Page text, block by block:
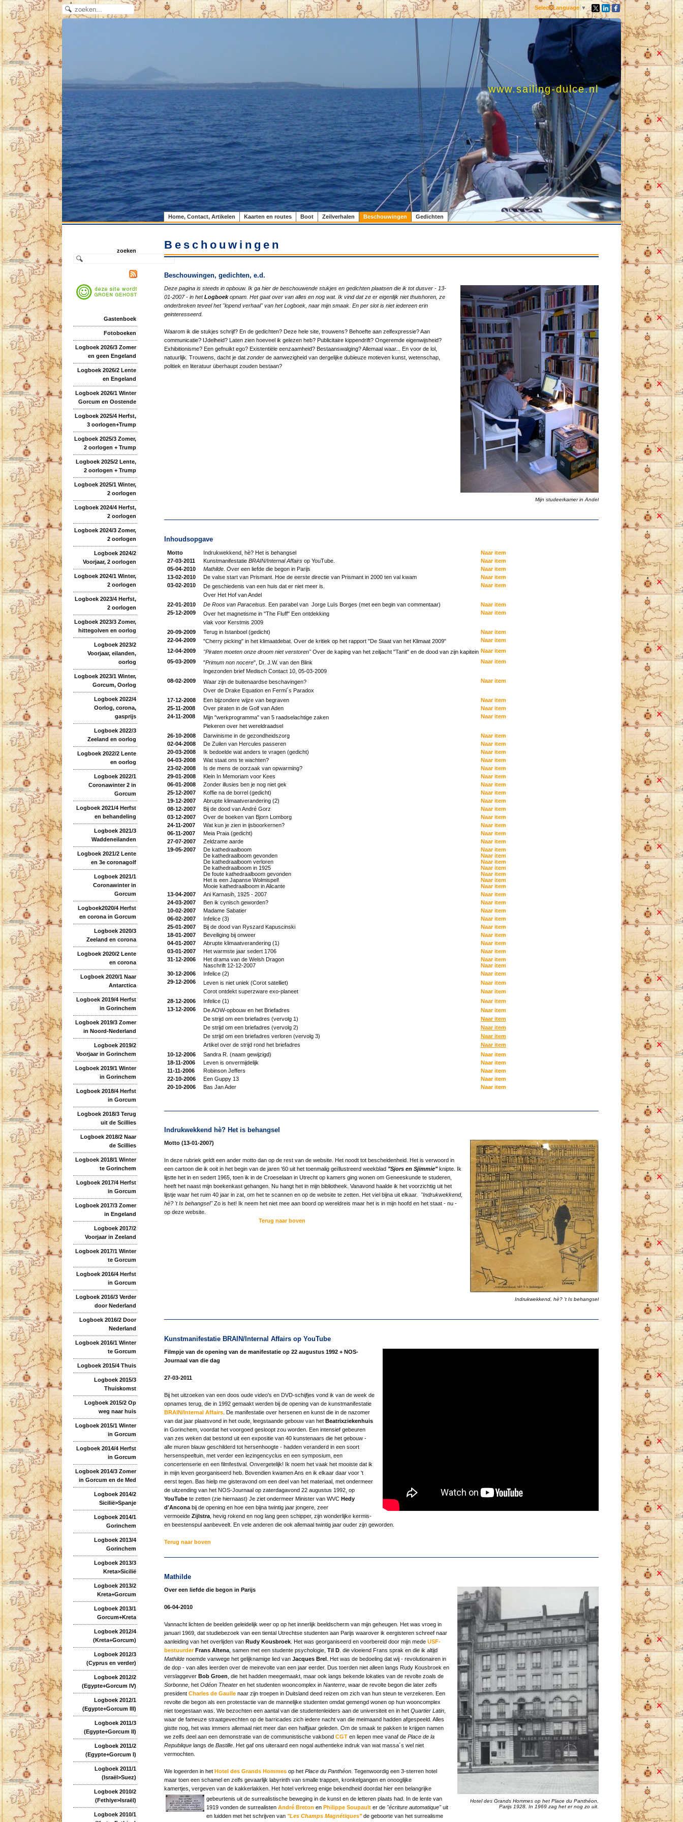
Select Language ▼
www.sailing-dulce.nl
Home, Contact, Artikelen Kaarten en routes Boot Zeilverhalen Beschouwingen Gedichten
zoeken
Gastenboek
Fotoboeken
Logboek 2026/3 Zomer
en geen Engeland
Logboek 2026/2 Lente
en Engeland
Logboek 2026/1 Winter
Gorcum en Oostende
Logboek 2025/4 Herfst,
3 oorlogen+Trump
Logboek 2025/3 Zomer,
2 oorlogen + Trump
Logboek 2025/2 Lente,
2 oorlogen + Trump
Logboek 2025/1 Winter,
2 oorlogen
Logboek 2024/4 Herfst,
2 oorlogen
Logboek 2024/3 Zomer,
2 oorlogen
Logboek 2024/2
Voorjaar, 2 oorlogen
Logboek 2024/1 Winter,
2 oorlogen
Logboek 2023/4 Herfst,
2 oorlogen
Logboek 2023/3 Zomer,
hittegolven en oorlog
Logboek 2023/2
Voorjaar, eilanden,
oorlog
Logboek 2023/1 Winter,
Gorcum, Oorlog
Logboek 2022/4
Oorlog, corona,
gasprijs
Logboek 2022/3
Zeeland en oorlog
Logboek 2022/2 Lente
en oorlog
Logboek 2022/1
Coronawinter 2 in
Gorcum
Logboek 2021/4 Herfst
en behandeling
Logboek 2021/3
Waddeneilanden
Logboek 2021/2 Lente
en 3e coronagolf
Logboek 2021/1
Coronawinter in
Gorcum
Logboek2020/4 Herfst
en corona in Gorcum
Logboek 2020/3
Zeeland en corona
Logboek 2020/2 Lente
en corona
Logboek 2020/1 Naar
Antarctica
Logboek 2019/4 Herfst
in Gorinchem
Logboek 2019/3 Zomer
in Noord-Nederland
Logboek 2019/2
Voorjaar in Gorinchem
Logboek 2019/1 Winter
in Gorinchem
Logboek 2018/4 Herfst
in Gorcum
Logboek 2018/3 Terug
uit de Scillies
Logboek 2018/2 Naar
de Scillies
Logboek 2018/1 Winter
te Gorinchem
Logboek 2017/4 Herfst
in Gorcum
Logboek 2017/3 Zomer
in Engeland
Logboek 2017/2
Voorjaar in Zeeland
Logboek 2017/1 Winter
te Gorcum
Logboek 2016/4 Herfst
in Gorcum
Logboek 2016/3 Verder
door Nederland
Logboek 2016/2 Door
Nederland
Logboek 2016/1 Winter
te Gorcum
Logboek 2015/4 Thuis
Logboek 2015/3
Thuiskomst
Logboek 2015/2 Op
weg naar huis
Logboek 2015/1 Winter
in Gorcum
Logboek 2014/4 Herfst
in Gorcum
Logboek 2014/3 Zomer
in Gorcum en de Med
Logboek 2014/2
Sicilië>Spanje
Logboek 2014/1
Gorinchem
Logboek 2013/4
Gorinchem
Logboek 2013/3
Kreta>Sicilië
Logboek 2013/2
Kreta+Gorcum
Logboek 2013/1
Gorcum+Kreta
Logboek 2012/4
(Kreta+Gorcum)
Logboek 2012/3
(Cyprus en verder)
Logboek 2012/2
(Egypte+Gorcum IV)
Logboek 2012/1
(Egypte+Gorcum III)
Logboek 2011/3
(Egypte+Gorcum II)
Logboek 2011/2
(Egypte+Gorcum I)
Logboek 2011/1
(Israël>Suez)
Logboek 2010/2
(Fethiye>Israël)
Logboek 2010/1
Beschouwingen
Beschouwingen, gedichten, e.d.
Mijn studeerkamer in Andel
Deze pagina is steeds in opbouw. Ik ga hier de beschouwende stukjes en gedichten plaatsen die ik tot dusver - 13-
01-2007 - in hetLogboekopnam. Het gaat over van alles en nog wat. Ik vind dat ze er eigenlijk niet thuishoren, ze
onderbreken teveel het "lopend verhaal" van het Logboek, naar mijn smaak. En per slot is niet iedereen erin
geinteresseerd.
Waarom ik die stukjes schrijf? En de gedichten? Deze hele site, trouwens? Behoefte aan zelfexpressie? Aan
communicatie? IJdelheid? Laten zien hoeveel ik gelezen heb? Publicitaire kippendrift? Ongeremde eigenwijsheid?
Exhibitionisme? Een gefnuikt ego? Existentiële eenzaamheid? Bestaanswalging? Allemaal waar... En voor de lol,
natuurlijk. Trouwens, dacht je dat zonderde aanwezigheid van dergelijke dubieuze motieven kunst, wetenschap,
politiek en literatuur überhaupt zouden bestaan?
Inhoudsopgave
Motto Indrukwekkend, hè? Het is behangsel
Naar item
27-03-2011
Kunstmanifestatie BRAIN/Internal Affairsop YouTube.
Naar item
05-04-2010
Mathilde. Over een liefde die begon in Parijs
Naar item
13-02-2010
De valse start van Prismant. Hoe de eerste directie van Prismant in 2000 ten val kwam
Naar item
03-02-2010
De geschiedenis van een huis dat er niet meer is.
Over Het Hof van Andel
Naar item
22-01-2010 De Roos van Paracelsus. Een parabel van Jorge Luïs Borges (met een begin van commentaar)
Naar item
25-12-2009
Over het magnetisme in "The Fluff" Een ontdekking
vlak voor Kerstmis 2009
Naar item
20-09-2009 Terug in Istanboel (gedicht)
Naar item
22-04-2009
"Cherry picking" in het klimaatdebat. Over de kritiek op het rapport "De Staat van het Klimaat 2009"
Naar item
12-04-2009
"Piraten moeten onze droom niet verstoren"Over de kaping van het zeiljacht "Tanit" en de dood van zijn kapitein Naar item
05-03-2009
"Primum non nocere", Dr. J.W. van den Blink
Ingezonden brief Medisch Contact 10, 05-03-2009
Naar item
08-02-2009
Waar zijn de buitenaardse beschavingen?
Over de Drake Equation en Fermi´s Paradox
Naar item
17-12-2008 Een bijzondere wijze van begraven
Naar item
25-11-2008
Over piraten in de Golf van Aden
Naar item
24-11-2008
Mijn "werkprogramma" van 5 raadselachtige zaken
Piekeren over het wereldraadsel
Naar item
26-10-2008 Darwinisme in de gezondheidszorg
Naar item
02-04-2008
De Zuilen van Hercules passeren
Naar item
20-03-2008
Ik bedoelde wat anders te vragen (gedicht)
Naar item
04-03-2008
Wat staat ons te wachten?
Naar item
23-02-2008
Is de mens de oorzaak van opwarming?
Naar item
29-01-2008
Klein In Memoriam voor Kees
Naar item
06-01-2008
Zonder illusies ben je nog niet gek
Naar item
25-12-2007
Koffie na de borrel (gedicht)
Naar item
19-12-2007
Abrupte klimaatverandering (2)
Naar item
08-12-2007
Bij de dood van André Gorz
Naar item
03-12-2007
Over de boeken van Bjorn Lomborg
Naar item
24-11-2007
Wat kun je zien in ijsboorkernen?
Naar item
06-11-2007
Meia Praia (gedicht)
Naar item
27-07-2007
Zeldzame aarde
Naar item
19-05-2007
De kathedraalboom
De kathedraalboom gevonden
De kathedraalboom verloren
De kathedraalboom in 1925
De foute kathedraalboom gevonden
Het is een Japanse Wolmispel!
Mooie kathedraalboom in Alicante
Naar item
Naar item
Naar item
Naar item
Naar item
Naar item
Naar item
13-04-2007
Ani Karnasih, 1925 - 2007
Naar item
24-03-2007
Ben ik cynisch geworden?
Naar item
10-02-2007
Madame Sabatier
Naar item
06-02-2007
Infelice (3)
Naar item
25-01-2007
Bij de dood van Ryszard Kapuscinski
Naar item
18-01-2007
Beveiliging bij onweer
Naar item
04-01-2007
Abrupte klimaatverandering (1)
Naar item
03-01-2007
Het warmste jaar sedert 1706
Naar item
31-12-2006
Het drama van de Welsh Dragon
Naschrift 12-12-2007
Naar item
Naar item
30-12-2006
Infelice (2)
Naar item
29-12-2006
Leven is niet uniek (Corot satelliet)
Corot ontdekt superzware exo-planeet
Naar item
Naar item
28-12-2006
Infelice (1)
Naar item
13-12-2006
De AOW-opbouw en het Briefadres
De strijd om een briefadres (vervolg 1)
De strijd om een briefadres (vervolg 2)
De strijd om een briefadres verloren (vervolg 3)
Artikel over de strijd rond het briefadres
Naar item
Naar item
Naar item
Naar item
Naar item
10-12-2006
Sandra R. (naam gewijzigd)
Naar item
18-11-2006
Leven is onvermijdelijk
Naar item
11-11-2006
Robinson Jeffers
Naar item
22-10-2006
Een Guppy 13
Naar item
20-10-2006
Bas Jan Ader Naar item
Indrukwekkend hè? Het is behangsel
Indrukwekkend, hè? 't Is behangsel
Motto (13-01-2007)
In deze rubriek geldt een ander motto dan op de rest van de website. Het noodt tot bescheidenheid. Het is verwoord in
een cartoon die ik ooit in het begin van de jaren '60 uit het toenmalig geïllustreerd weekblad "Sjors en Sjimmie"knipte. Ik
lijstte het in en sedert 1965, toen ik in de Croeselaan in Utrecht op kamers ging wonen om Geneeskunde te studeren,
heeft het naast mijn boekenkast gehangen. Nu hangt het in mijn bibliotheek. Vanavond haalde ik het voorzichtig uit het
lijstje waar het ruim 40 jaar in zat, om het te scannen en op de website te zetten. Het viel bijna uit elkaar. "Indrukwekkend,
hè? 't Is behangsel"Zo is het! Ik neem het niet mee aan boord op wereldreis maar het is in mijn hoofd en het staat - nu -
op deze website.
Terug naar boven
Kunstmanifestatie BRAIN/Internal Affairs op YouTube
Filmpje van de opening van de manifestatie op 22 augustus 1992 + NOS-
Journaal van die dag
27-03-2011
Bij het uitzoeken van een doos oude video's en DVD-schijfjes vond ik van de week de
opnames terug, die in 1992 gemaakt werden bij de opening van de kunstmanifestatie
BRAIN/Internal Affairs. De manifestatie over hersenen en kunst die in de nazomer
van dat jaar plaatsvond in het oude, leegstaande gebouw van het Beatrixziekenhuis
in Gorinchem, voordat het voorgoed gesloopt zou worden. Een intensief gebeuren
van zes weken dat bestond uit een expositie van 40 kunstenaars die het gebouw -
alle muren blauw geschilderd tot hersenhoogte - hadden veranderd in een soort
hersenspeeltuin, met verder een lezingencyclus en een symposium, een
concertenserie en een filmfestival. Onvergetelijk! Ik noem het vaak het mooiste dat ik
in mijn leven georganiseerd heb. Bovendien kwamen Ans en ik elkaar daar voor 't
eerst tegen. Bas hielp me gisteravond om een deel van het materiaal, met ondermeer
de uitzending van het NOS-Journaal op zaterdagavond 22 augustus 1992, op
YouTubete zetten (zie hiernaast) Je ziet ondermeer Minister van WVC Hedy
d'Anconabij de opening en hoe een bijna twintig jaar jongere, zeer
vermoeide Zijlstra, hevig rokend en nog lang geen schipper, zijn wonderlijke kermis-
en beestenspul aanbeveelt. En vele anderen die ook allemaal twintig jaar ouder zijn geworden.
Terug naar boven
Mathilde
Hotel des Grands Hommes op het Place du Panthéon,
Parijs 1928. In 1969 zag het er nog zo uit.
Over een liefde die begon in Parijs
06-04-2010
Vannacht lichten de beelden geleidelijk weer op op het innerlijk beeldscherm van mijn geheugen. Het was vroeg in
januari 1969, dat studiebezoek van een tiental Utrechtse studenten aan Parijs waarover ik eergisteren schreef naar
aanleiding van het overlijden van Rudy Kousbroek. Het was georganiseerd en voorbereid door mijn mede USF-
bestuurder Frans Altena, samen met een studente psychologie, Til D. die vloeiend Frans sprak en die ik altijd
Mathildenoemde vanwege het gelijknamige lied van Jacques Brel. Het was de bedoeling dat wij - revolutionairen in
de dop - van alles leerden over de meirevolte van een jaar eerder. Dus toerden niet alleen langs Rudy Kousbroek en
verslaggever Bob Groen , die het hadden meegemaakt, maar ook langs bekende lokaties van de revolte zoals de
Sorbonne, het Odéon Theateren het studenten wooncomplex in Nanterre, waar de revolte begon die later zelfs
president Charles de Gaullenaar zijn troepen in Duitsland deed reizen om zich van hun steun te verzekeren. Een
revolte die begon als een protestactie van de mannelijke studenten omdat gemengd wonen op hun wooncomplex
niet toegestaan was. We bezochten een aantal van die studentenleiders aan de universiteit en in het Quartier Latin,
waar de fameuze straatgevechten op de barricades zich iedere nacht van die meimaand hadden afgespeeld. Alles
gistte nog, het was immers allemaal niet meer dan een halfjaar geleden. Om de smaak te pakken te krijgen namen
we zelfs deel aan een demonstratie van de communistische vakbond CGTen liepen mee vanaf de Place de la
Republiquelangs de Bastille. Het gaf ons uiteraard een nogal authentieke indruk van wat massa´s wel niet
vermochten.
We logeerden in het Hotel des Grands Hommesop het Place du Panthéon. Tegenwoordig een 3-sterren hotel
maar toen een schamel en zelfs gevaarlijk labyrinth van smalle trappen, kronkelgangen en onooglijke
kamertjes, vergeven van de kakkerlakken. Het hotel verkreeg enige bekendheid doordat hier een belangrijke
gebeurtenis uit de surrealistische beweging in de kunst en de letteren plaats had. In de lente van
1919 vonden de surrealisten André Breton en Philippe Soupaulter de "écriture automatique"uit
en luidden met het schrijven van "Les Champs Magnétiques"de geboorte van het surrealisme